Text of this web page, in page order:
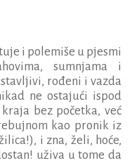
i polemiše u pjesmi
sumnjama i
rođeni i vazda
ne ostajući ispod
bez početka, već
kao pronik iz
i zna, želi, hoće,
uživa u tome da